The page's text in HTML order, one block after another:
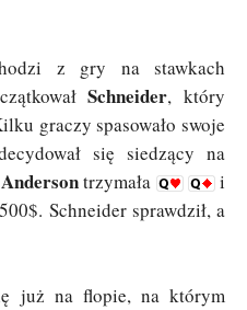
z gry na stawkach
Schneider, który
graczy spasowało swoje
się siedzący na
Andersontrzymała
i
Schneider sprawdził, a
już na flopie, na którym